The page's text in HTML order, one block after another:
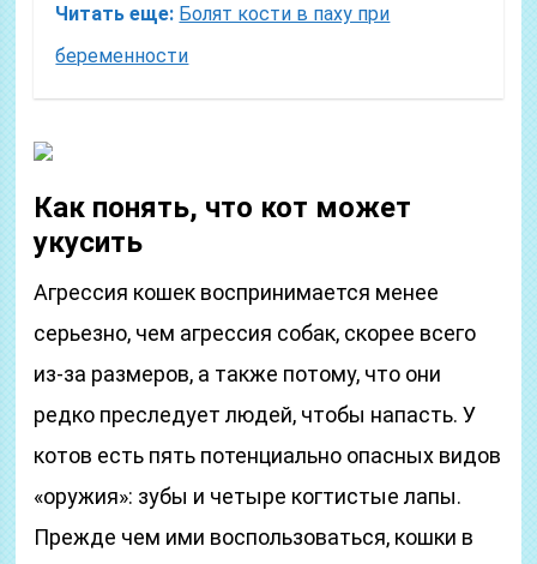
Читать еще: Болят кости в паху при
беременности
Как понять, что кот может
укусить
Агрессия кошек воспринимается менее
серьезно, чем агрессия собак, скорее всего
из-за размеров, а также потому, что они
редко преследует людей, чтобы напасть. У
котов есть пять потенциально опасных видов
«оружия»: зубы и четыре когтистые лапы.
Прежде чем ими воспользоваться, кошки в